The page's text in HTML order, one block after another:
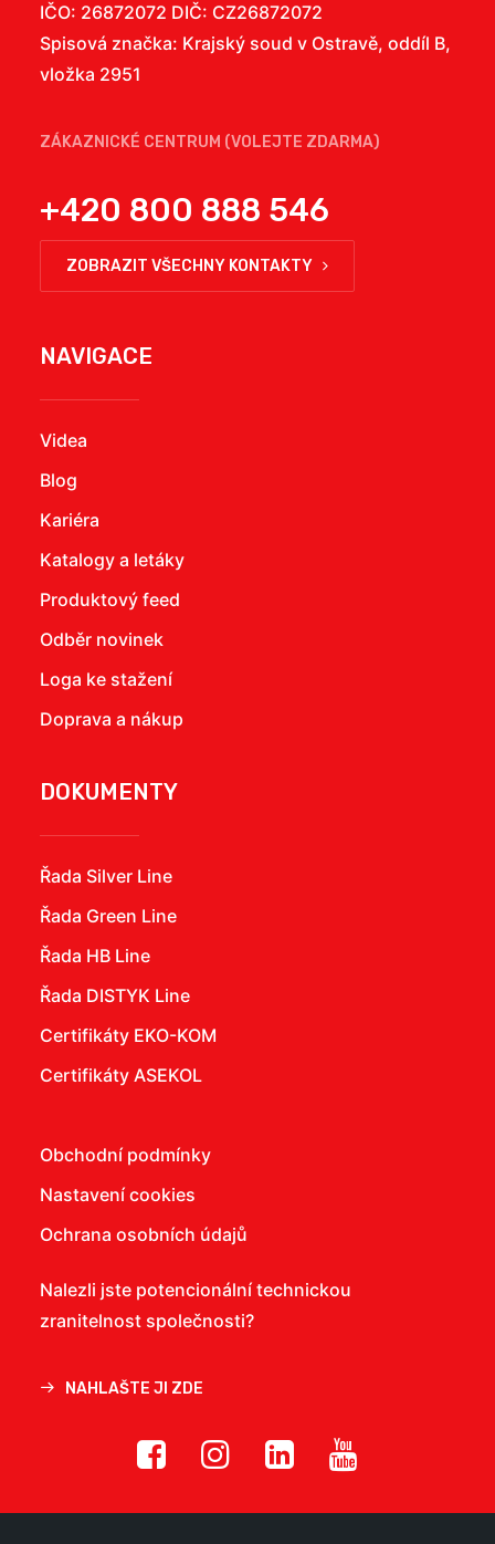
IČO: 26872072 DIČ: CZ26872072
Spisová značka: Krajský soud v Ostravě, oddíl B,
vložka 2951
ZÁKAZNICKÉ CENTRUM (VOLEJTE ZDARMA)
+420 800 888 546
ZOBRAZIT VŠECHNY KONTAKTY
NAVIGACE
Videa
Blog
Kariéra
Katalogy a letáky
Produktový feed
Odběr novinek
Loga ke stažení
Doprava a nákup
DOKUMENTY
Řada Silver Line
Řada Green Line
Řada HB Line
Řada DISTYK Line
Certifikáty EKO-KOM
Certifikáty ASEKOL
Obchodní podmínky
Nastavení cookies
Ochrana osobních údajů
Nalezli jste potencionální technickou
zranitelnost společnosti?
NAHLAŠTE JI ZDE